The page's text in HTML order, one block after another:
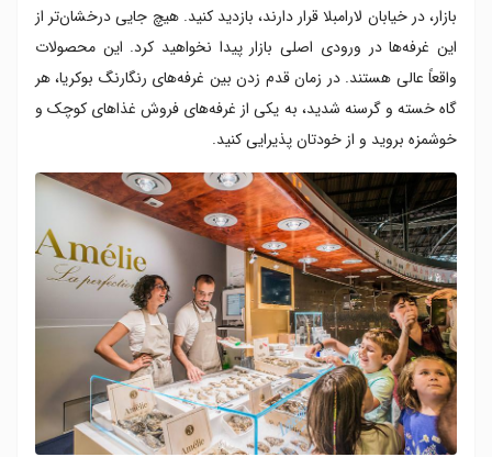
بازار، در خیابان لارامبلا قرار دارند، بازدید کنید. هیچ جایی درخشان‌تر از
این غرفه‌ها در ورودی اصلی بازار پیدا نخواهید کرد. این محصولات
واقعاً عالی هستند. در زمان قدم زدن بین غرفه‌های رنگارنگ بوکریا، هر
گاه خسته و گرسنه شدید، به یکی از غرفه‌های فروش غذاهای کوچک و
خوشمزه بروید و از خودتان پذیرایی کنید.